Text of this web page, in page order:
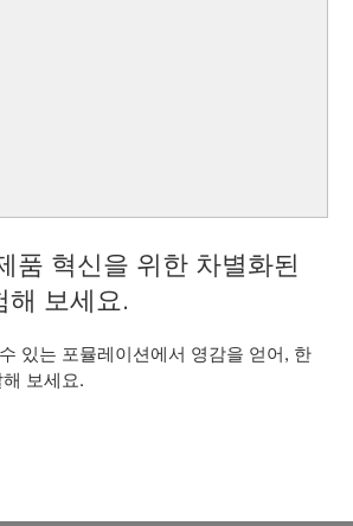
품 혁신을 위한 차별화된
해 보세요.
있는 포뮬레이션에서 영감을 얻어, 한
보세요.